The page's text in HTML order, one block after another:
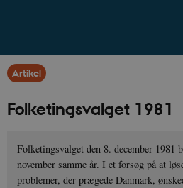
Artikel
Folketingsvalget 1981
Folketingsvalget den 8. december 1981
november samme år. I et forsøg på at
problemer, der prægede Danmark,